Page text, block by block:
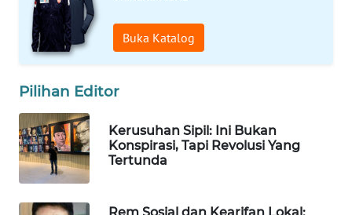
Buka Katalog
Pilihan Editor
Kerusuhan Sipil: Ini Bukan
Konspirasi, Tapi Revolusi Yang
Tertunda
WISATA
LAPAK
Wahana
Network
KONSUMEN
LISTRIK